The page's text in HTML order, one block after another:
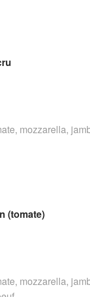
mozzarella,
(tomate)
mozzarella,